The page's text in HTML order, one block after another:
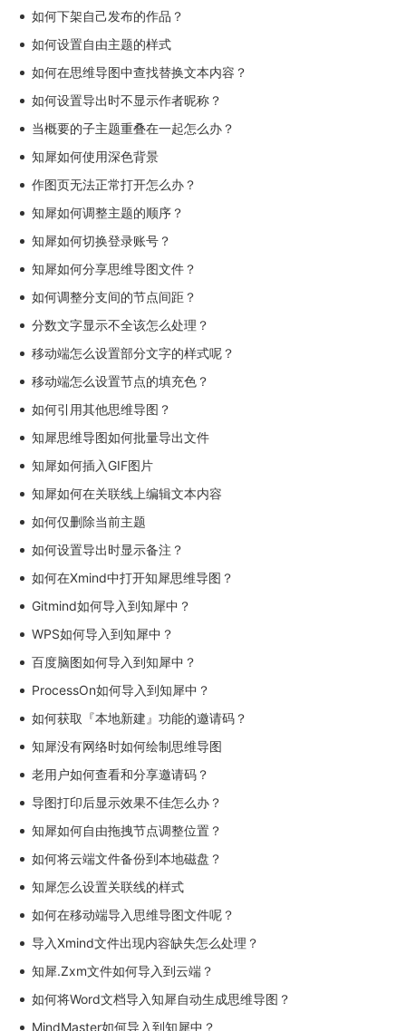
如何下架自己发布的作品？
如何设置自由主题的样式
如何在思维导图中查找替换文本内容？
如何设置导出时不显示作者昵称？
当概要的子主题重叠在一起怎么办？
知犀如何使用深色背景
作图页无法正常打开怎么办？
知犀如何调整主题的顺序？
知犀如何切换登录账号？
知犀如何分享思维导图文件？
如何调整分支间的节点间距？
分数文字显示不全该怎么处理？
移动端怎么设置部分文字的样式呢？
移动端怎么设置节点的填充色？
如何引用其他思维导图？
知犀思维导图如何批量导出文件
知犀如何插入GIF图片
知犀如何在关联线上编辑文本内容
如何仅删除当前主题
如何设置导出时显示备注？
如何在Xmind中打开知犀思维导图？
Gitmind如何导入到知犀中？
WPS如何导入到知犀中？
百度脑图如何导入到知犀中？
ProcessOn如何导入到知犀中？
如何获取『本地新建』功能的邀请码？
知犀没有网络时如何绘制思维导图
老用户如何查看和分享邀请码？
导图打印后显示效果不佳怎么办？
知犀如何自由拖拽节点调整位置？
如何将云端文件备份到本地磁盘？
知犀怎么设置关联线的样式
如何在移动端导入思维导图文件呢？
导入Xmind文件出现内容缺失怎么处理？
知犀.Zxm文件如何导入到云端？
如何将Word文档导入知犀自动生成思维导图？
MindMaster如何导入到知犀中？